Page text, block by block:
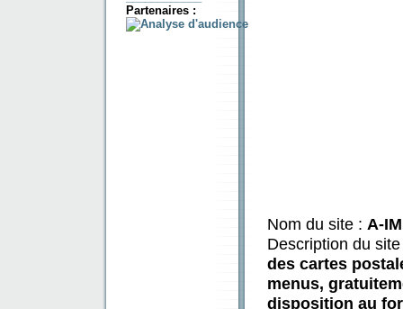
Partenaires :
Nom du site : A-
Description du
des cartes
menus,
disposition au